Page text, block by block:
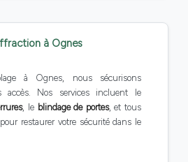
à Ognes
à Ognes, nous sécurisons
accès. Nos services incluent le
, le blindage de portes, et tous
restaurer votre sécurité dans le